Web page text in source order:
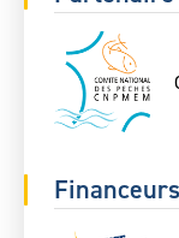
Financeurs